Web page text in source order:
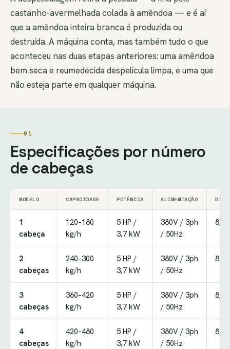
castanho-avermelhada colada à amêndoa — e é aí
que a amêndoa inteira branca é produzida ou
destruída. A máquina conta, mas também tudo o que
aconteceu nas duas etapas anteriores: uma amêndoa
bem seca e reumedecida despelicula limpa, e uma que
não esteja parte em qualquer máquina.
01
Especificações por número
de cabeças
MODELO CAPACIDADE POTÊNCIA ALIMENTAÇÃO
1
cabeça
120–180
kg/h
5 HP /
3,7 kW
380V / 3ph
/ 50Hz
8,5
2
cabeças
240–300
kg/h
5 HP /
3,7 kW
380V / 3ph
/ 50Hz
8,5
3
cabeças
360–420
kg/h
5 HP /
3,7 kW
380V / 3ph
/ 50Hz
8,5
4
cabeças
420–480
kg/h
5 HP /
3,7 kW
380V / 3ph
/ 50Hz
8,5